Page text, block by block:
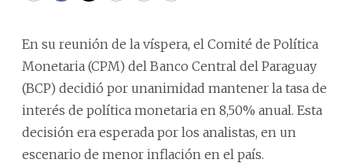
En su reunión de la víspera, el Comité de Política
Monetaria (CPM) del Banco Central del Paraguay
(BCP) decidió por unanimidad mantener la tasa de
interés de política monetaria en 8,50% anual. Esta
decisión era esperada por los analistas, en un
escenario de menor inflación en el país.